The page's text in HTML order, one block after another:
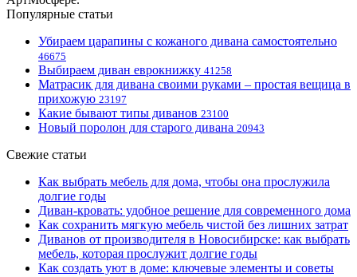
Популярные статьи
Убираем царапины с кожаного дивана самостоятельно
46675
Выбираем диван еврокнижку 41258
Матрасик для дивана своими руками – простая вещица в
прихожую 23197
Какие бывают типы диванов 23100
Новый поролон для старого дивана 20943
Свежие статьи
Как выбрать мебель для дома, чтобы она прослужила
долгие годы
Диван-кровать: удобное решение для современного дома
Как сохранить мягкую мебель чистой без лишних затрат
Диванов от производителя в Новосибирске: как выбрать
мебель, которая прослужит долгие годы
Как создать уют в доме: ключевые элементы и советы